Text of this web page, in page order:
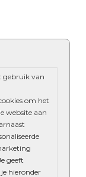
gebruik van
om het
website aan
geeft
hieronder